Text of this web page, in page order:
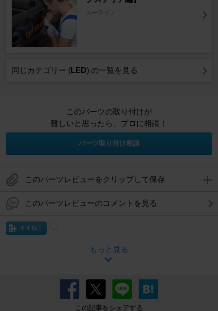
カーライフ
同じカテゴリー (LED) の一覧を見る
このパーツの取り付けが
難しいと思ったら、プロに相談！
パーツ取り付け相談
このパーツレビューをクリップして保存
このパーツレビューのコメントを見る
イイね！
もっと見る
この記事をシェアする